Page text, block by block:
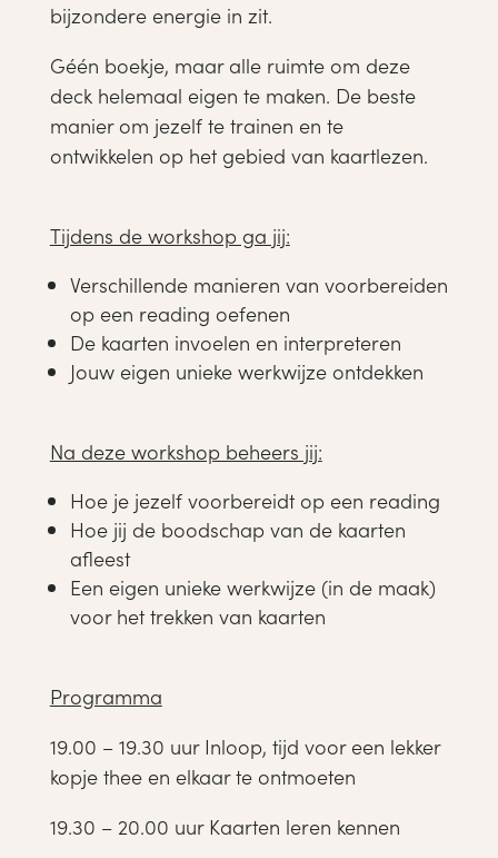
bijzondere energie in zit.
Géén boekje, maar alle ruimte om deze
deck helemaal eigen te maken. De beste
manier om jezelf te trainen en te
ontwikkelen op het gebied van kaartlezen.
Tijdens de workshop ga jij:
Verschillende manieren van voorbereiden
op een reading oefenen
De kaarten invoelen en interpreteren
Jouw eigen unieke werkwijze ontdekken
Na deze workshop beheers jij:
Hoe je jezelf voorbereidt op een reading
Hoe jij de boodschap van de kaarten
afleest
Een eigen unieke werkwijze (in de maak)
voor het trekken van kaarten
Programma
19.00 – 19.30 uur Inloop, tijd voor een lekker
kopje thee en elkaar te ontmoeten
19.30 – 20.00 uur Kaarten leren kennen